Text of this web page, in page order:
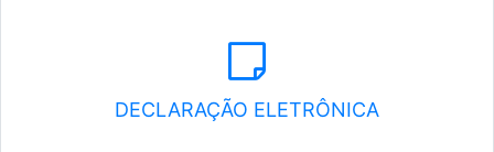
DECLARAÇÃO ELETRÔNICA